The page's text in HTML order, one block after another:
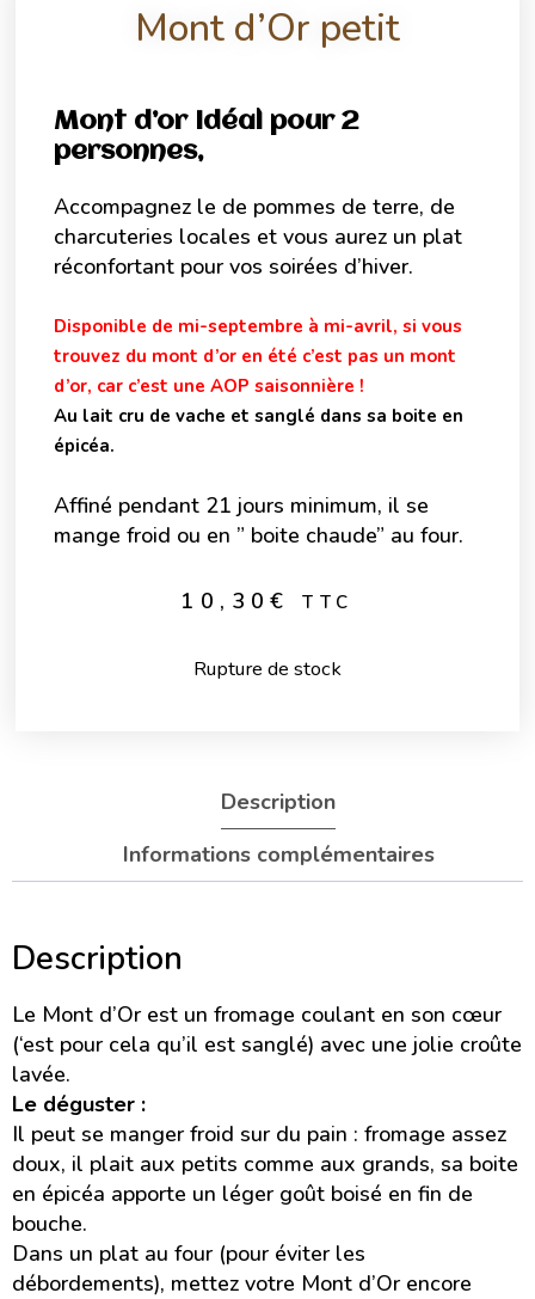
Mont d’Or petit
Mont d’or Idéal pour 2
personnes,
Accompagnez le de pommes de terre, de
charcuteries locales et vous aurez un plat
réconfortant pour vos soirées d’hiver.
Disponible de mi-septembre à mi-avril, si vous
trouvez du mont d’or en été c’est pas un mont
d’or, car c’est une AOP saisonnière !
Au lait cru de vache et sanglé dans sa boite en
épicéa.
Affiné pendant 21 jours minimum, il se
mange froid ou en ” boite chaude” au four.
10,30€ TTC
Rupture de stock
Description
Informations complémentaires
Description
Le Mont d’Or est un fromage coulant en son cœur
(‘est pour cela qu’il est sanglé) avec une jolie croûte
lavée.
Le déguster :
Il peut se manger froid sur du pain : fromage assez
doux, il plait aux petits comme aux grands, sa boite
en épicéa apporte un léger goût boisé en fin de
bouche.
Dans un plat au four (pour éviter les
débordements), mettez votre Mont d’Or encore